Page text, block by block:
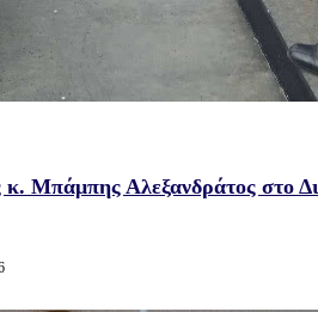
κ. Μπάμπης Αλεξανδράτος στο